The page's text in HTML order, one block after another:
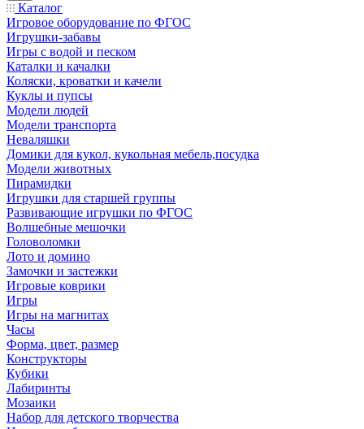
Каталог
Игровое оборудование по ФГОС
Игрушки-забавы
Игры с водой и песком
Каталки и качалки
Коляски, кроватки и качели
Куклы и пупсы
Модели людей
Модели транспорта
Неваляшки
Домики для кукол, кукольная мебель,посудка
Модели животных
Пирамидки
Игрушки для старшей группы
Развивающие игрушки по ФГОС
Волшебные мешочки
Головоломки
Лото и домино
Замочки и застежки
Игровые коврики
Игры
Игры на магнитах
Часы
Форма, цвет, размер
Конструкторы
Кубики
Лабиринты
Мозаики
Набор для детского творчества